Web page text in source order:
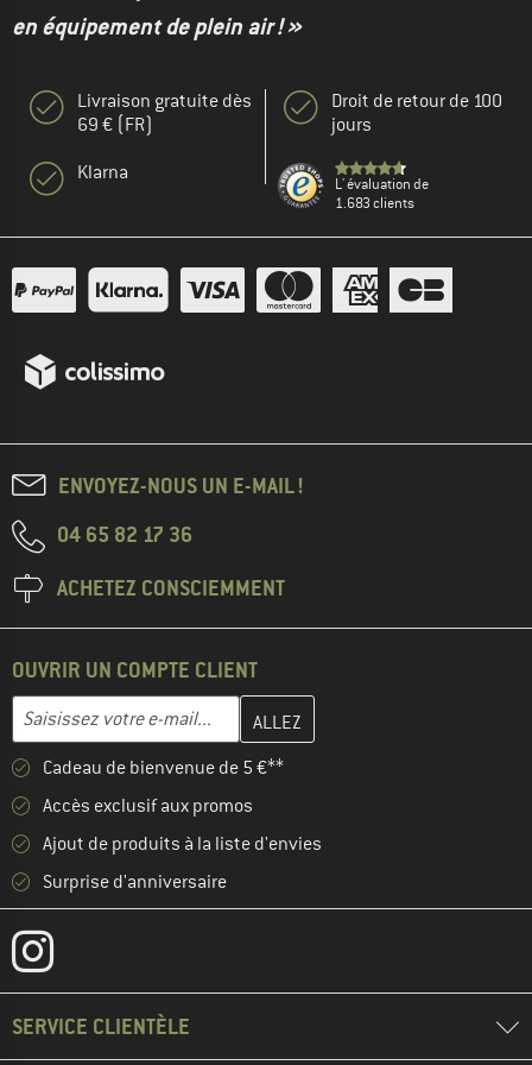
en équipement de plein air ! »
Livraison gratuite dès
69 € (FR)
Klarna
Droit de retour de 100
jours
L' évaluation de
1.683 clients
ENVOYEZ-NOUS UN E-MAIL !
04 65 82 17 36
ACHETEZ CONSCIEMMENT
OUVRIR UN COMPTE CLIENT
Adresse e-mail
Entrez votre adresse e-mail ici et créez votre compte client à la
Cadeau de bienvenue de 5 €**
Accès exclusif aux promos
Ajout de produits à la liste d'envies
Surprise d'anniversaire
SERVICE CLIENTÈLE